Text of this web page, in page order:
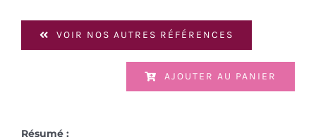
VOIR NOS AUTRES RÉFÉRENCES
AJOUTER AU PANIER
Résumé :